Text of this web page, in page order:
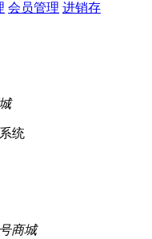
会员管理 进销存
统
商城